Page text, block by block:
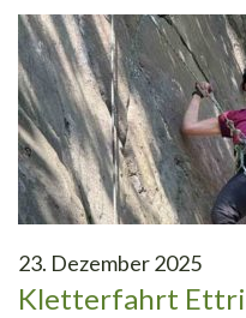
23. Dezember 2025
Kletterfahrt